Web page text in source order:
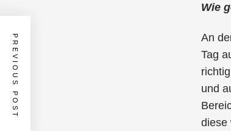
Wie
An
Tag
und
diese
PREVIOUS POST